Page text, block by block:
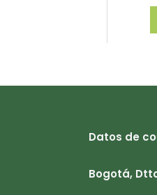
Datos de
Bogotá,